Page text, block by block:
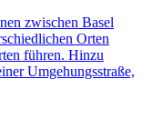
zwischen Basel
Orten
führen. Hinzu
Umgehungsstraße,